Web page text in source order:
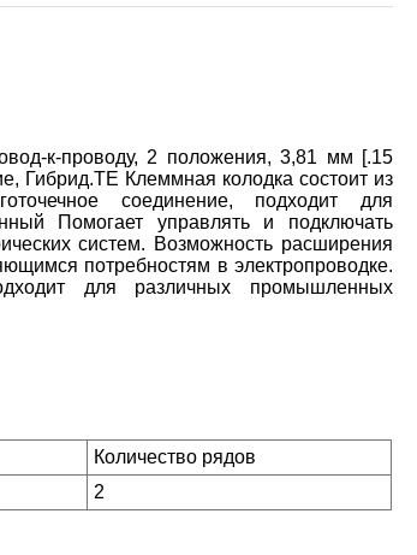
к-проводу, 2 положения, 3,81 мм [.15
Гибрид.TE Клеммная колодка состоит из
соединение, подходит для
Помогает управлять и подключать
систем. Возможность расширения
потребностям в электропроводке.
для различных промышленных
Количество рядов
2